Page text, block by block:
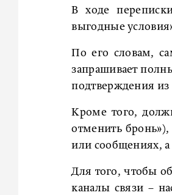
В ходе
выгодные
По его словам,
запрашивает
подтверждения из
Кроме того,
отменить
или сообщениях,
Для того, чтобы
каналы связи –